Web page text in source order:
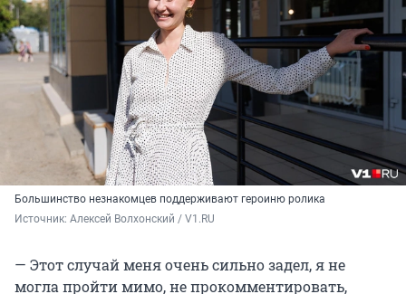
Большинство незнакомцев поддерживают героиню ролика
Источник: Алексей Волхонский / V1.RU
— Этот случай меня очень сильно задел, я не
могла пройти мимо, не прокомментировать,